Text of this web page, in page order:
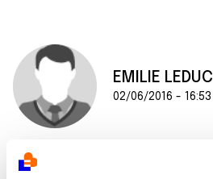
EMILIE LEDUC
02/06/2016 - 16:53
Bonjour,